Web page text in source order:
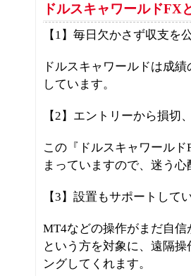
ドルスキャワールドFX
【1】毎日欠かさず収支を
ドルスキャワールドは成
しています。
【2】エントリーから損切
この『ドルスキャワール
まっていますので、迷う心
【3】設置もサポートして
MT4などの操作がまだ自
という方を対象に、遠隔
ングしてくれます。